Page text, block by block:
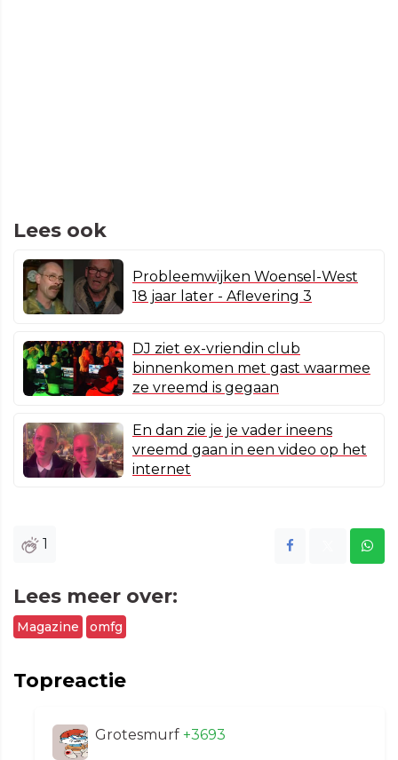
Lees ook
Probleemwijken Woensel-West
18 jaar later - Aflevering 3
DJ ziet ex-vriendin club
binnenkomen met gast waarmee
ze vreemd is gegaan
En dan zie je je vader ineens
vreemd gaan in een video op het
internet
1
Lees meer over:
Magazine omfg
Topreactie
Grotesmurf +3693